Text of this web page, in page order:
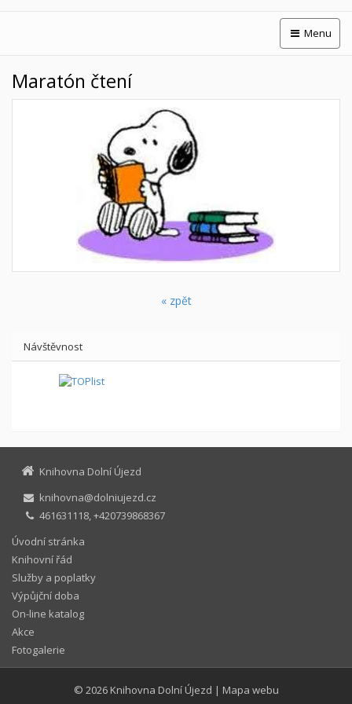
Menu
Maratón čtení
« zpět
Návštěvnost
Knihovna Dolní Újezd
knihovna@dolniujezd.cz
461631118, +420739868367
Úvodní stránka
Knihovní řád
Služby a poplatky
Výpůjční doba
On-line katalog
Akce
Fotogalerie
© 2026 Knihovna Dolní Újezd | Mapa webu